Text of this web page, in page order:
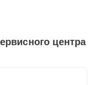
центра